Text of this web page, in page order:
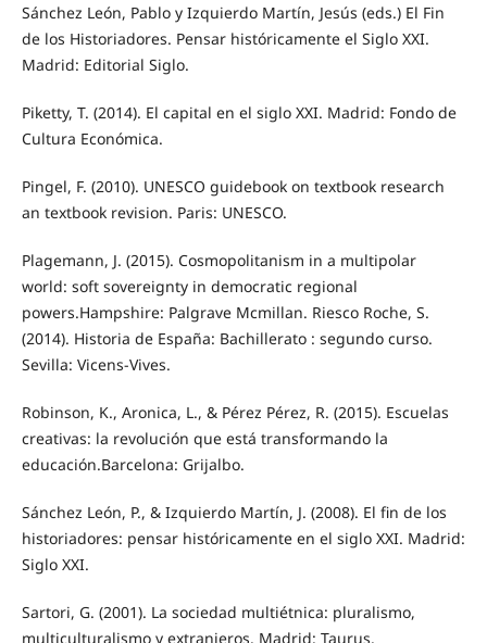
Sánchez León, Pablo y Izquierdo Martín, Jesús (eds.) El Fin
de los Historiadores. Pensar históricamente el Siglo XXI.
Madrid: Editorial Siglo.
Piketty, T. (2014). El capital en el siglo XXI. Madrid: Fondo de
Cultura Económica.
Pingel, F. (2010). UNESCO guidebook on textbook research
an textbook revision. Paris: UNESCO.
Plagemann, J. (2015). Cosmopolitanism in a multipolar
world: soft sovereignty in democratic regional
powers.Hampshire: Palgrave Mcmillan. Riesco Roche, S.
(2014). Historia de España: Bachillerato : segundo curso.
Sevilla: Vicens-Vives.
Robinson, K., Aronica, L., & Pérez Pérez, R. (2015). Escuelas
creativas: la revolución que está transformando la
educación.Barcelona: Grijalbo.
Sánchez León, P., & Izquierdo Martín, J. (2008). El fin de los
historiadores: pensar históricamente en el siglo XXI. Madrid:
Siglo XXI.
Sartori, G. (2001). La sociedad multiétnica: pluralismo,
multiculturalismo y extranjeros. Madrid: Taurus.